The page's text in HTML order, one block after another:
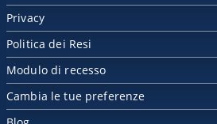
Privacy
Politica dei Resi
Modulo di recesso
Cambia le tue preferenze